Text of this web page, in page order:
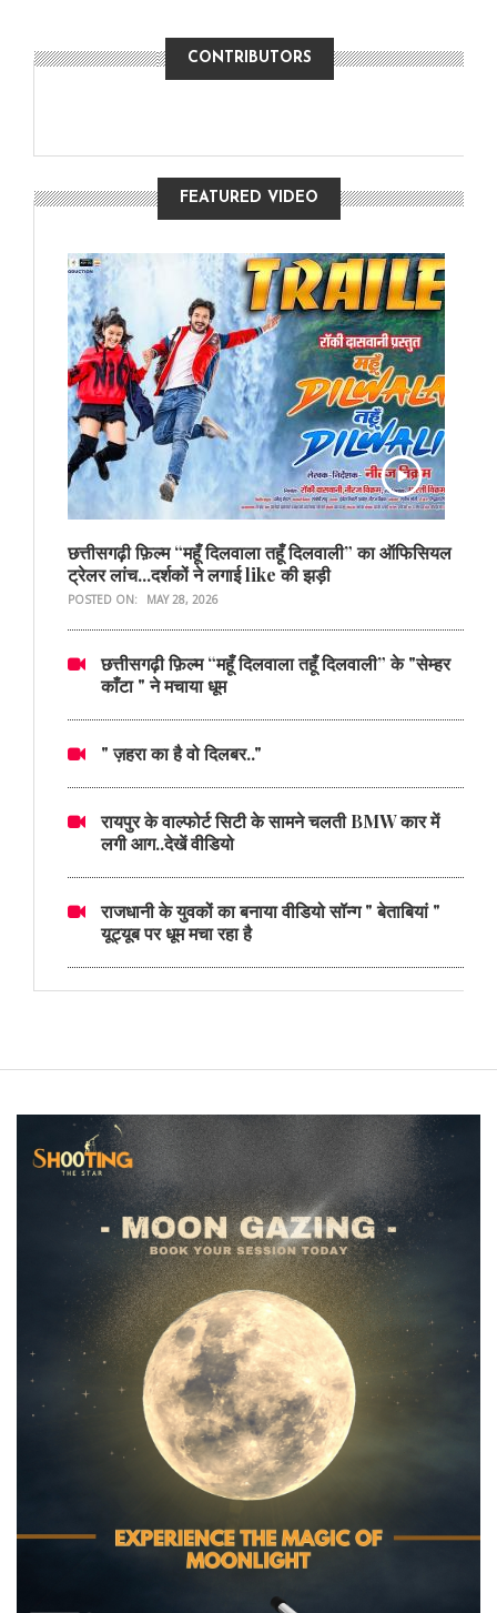
CONTRIBUTORS
FEATURED VIDEO
छत्तीसगढ़ी फ़िल्म “महूँ दिलवाला तहूँ दिलवाली” का ऑफिसियल
ट्रेलर लांच...दर्शकों ने लगाई like की झड़ी
POSTED ON: MAY 28, 2026
छत्तीसगढ़ी फ़िल्म “महूँ दिलवाला तहूँ दिलवाली” के "सेम्हर
काँटा " ने मचाया धूम
" ज़हरा का है वो दिलबर.."
रायपुर के वाल्फोर्ट सिटी के सामने चलती BMW कार में
लगी आग..देखें वीडियो
राजधानी के युवकों का बनाया वीडियो सॉन्ग " बेताबियां "
यूट्यूब पर धूम मचा रहा है